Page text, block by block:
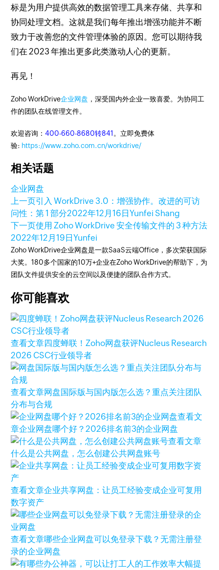
标是为用户提供高效的数据管理工具来存储、共享和
协同处理文档。这就是我们每年推出增强功能并不断
致力于改善您的文件管理体验的原因。您可以期待我
们在 2023 年推出更多此类激动人心的更新。
再见！
Zoho WorkDrive企业网盘 ，深受国内外企业一致喜爱。为协同工
作的团队在线管理文件。
欢迎咨询：400-660-8680转841 。立即免费体
验: https://www.zoho.com.cn/workdrive/
相关话题
企业网盘
上一页引入 WorkDrive 3.0：增强协作。改进的可访
问性：第 1 部分2022年12月16日Yunfei Shang
下一页使用 Zoho WorkDrive 安全传输文件的 3 种方法
2022年12月19日Yunfei
Zoho WorkDrive企业网盘是一款SaaS云端Office，多次荣获国际
大奖。180多个国家的10万+企业在Zoho WorkDrive的帮助下，为
团队文件提供安全的云空间以及便捷的团队合作方式。
你可能喜欢
查看文章四度蝉联！Zoho网盘获评Nucleus Research
2026 CSC行业领导者
查看文章网盘国际版与国内版怎么选？重点关注团队
分布与合规
查看文
章企业网盘哪个好？2026排名前3的企业网盘
查看文章
什么是公共网盘，怎么创建公共网盘账号
查看文章企业共享网盘：让员工经验变成企业可复用
数字资产
查看文章哪些企业网盘可以免登录下载？无需注册登
录的企业网盘